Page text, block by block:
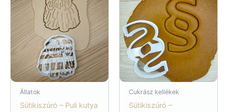
Állatok
Sütikiszúró – Puli kutya
Cukrász kellékek
Sütikiszúró –